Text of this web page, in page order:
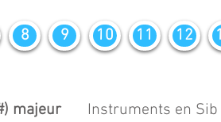
majeur
Instruments en Sib
8 9 10 11 12